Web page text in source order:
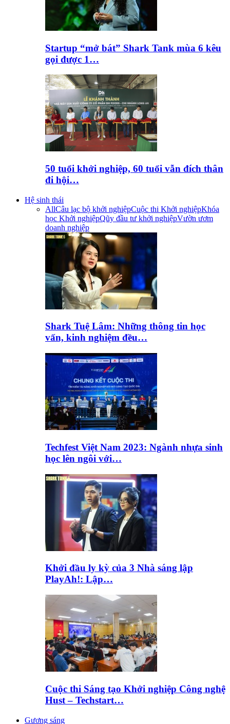
Startup “mở bát” Shark Tank mùa 6 kêu
gọi được 1…
50 tuổi khởi nghiệp, 60 tuổi vẫn đích thân
đi hội…
Hệ sinh thái
AllCâu lạc bộ khởi nghiệpCuộc thi Khởi nghiệpKhóa
học Khởi nghiệpQũy đầu tư khởi nghiệpVườn ươm
doanh nghiệp
Shark Tuệ Lâm: Những thông tin học
vấn, kinh nghiệm đều…
Techfest Việt Nam 2023: Ngành nhựa sinh
học lên ngôi với…
Khởi đầu ly kỳ của 3 Nhà sáng lập
PlayAh!: Lập…
Cuộc thi Sáng tạo Khởi nghiệp Công nghệ
Hust – Techstart…
Gương sáng